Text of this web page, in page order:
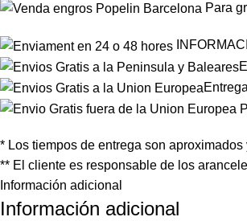
Para
* Los tiempos de entrega son
** El cliente es responsable de los
Información adicional
Información adicional